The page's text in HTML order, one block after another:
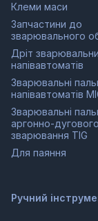
Клеми маси
Запчастини до
зварювального
Дріт
напівавтоматів
Зварювальні
напівавтоматів
Зварювальні
аргонно-дугового
зварювання TIG
Для паяння
Ручний